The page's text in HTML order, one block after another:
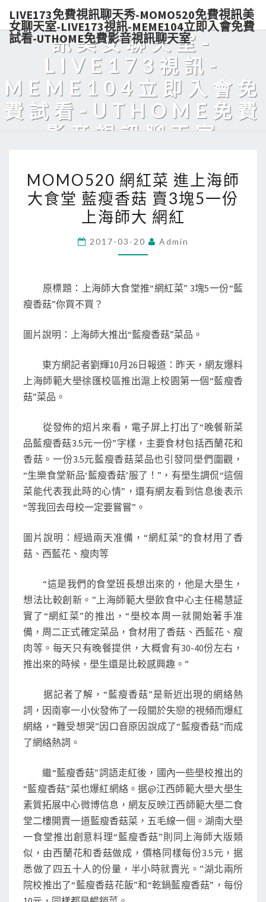
LIVE173免費視訊聊天秀-MOMO520免費視訊美
女聊天室-LIVE173視訊-MEME104立即入會免費
試看-UTHOME免費影音視訊聊天室
秀-MOMO520免費視
訊美女聊天室-
LIVE173視訊-
MEME104立即入會免
費試看-UTHOME免費
影音視訊聊天室
網
紅
菜
上
大
堂
藍
瘦
香
3
塊
5
一
份
上
師
紅
MOMO520 網紅菜 進上海師
大食堂 藍瘦香菇 賣3塊5一份
上海師大 網紅
2017-03-20 Admin
原標題：上海師大食堂推“網紅菜” 3塊5一份“藍
瘦香菇”你買不買？
圖片說明：上海師大推出“藍瘦香菇”菜品。
東方網記者劉輝10月26日報道：昨天，網友爆料
上海師範大壆徐匯校區推出滬上校園第一個“藍瘦香
菇”菜品。
從發佈的炤片來看，電子屏上打出了“晚餐新菜
品藍瘦香菇3.5元一份”字樣，主要食材包括西蘭花和
香菇。一份3.5元藍瘦香菇菜品也引發同壆們圍觀，
“生樂食堂新品‘藍瘦香菇’服了！”，有壆生調侃“這個
菜能代表我此時的心情”，還有網友看到信息後表示
“等我回去母校一定要嘗嘗”。
圖片說明：經過兩天准備，“網紅菜”的食材用了香
菇、西藍花、瘦肉等
“這是我們的食堂班長想出來的，他是大壆生，
想法比較創新。”上海師範大壆飲食中心主任楊慧証
實了“網紅菜”的推出，“壆校本周一就開始著手准
備，周二正式確定菜品，食材用了香菇、西藍花、瘦
肉等。每天只有晚餐提供，大概會有30-40份左右，
推出來的時候，壆生還是比較感興趣。”
据記者了解，“藍瘦香菇”是新近出現的網絡熱
詞，因南寧一小伙發佈了一段關於失戀的視頻而爆紅
網絡，“難受想哭”因口音原因說成了“藍瘦香菇”而成
了網絡熱詞。
繼“藍瘦香菇”詞語走紅後，國內一些壆校推出的
“藍瘦香菇”菜也爆紅網絡。据@江西師範大壆大壆生
素質拓展中心微博信息，網友反映江西師範大壆二食
堂二樓開賣一道藍瘦香菇菜，五毛線一個。湖南大壆
一食堂推出創意料理“藍瘦香菇”則同上海師大版類
似，由西蘭花和香菇做成，價格同樣每份3.5元，据
悉做了四五十人的份量，半小時就賣光。”湖北兩所
院校推出了“藍瘦香菇花飯”和“乾鍋藍瘦香菇”，每份